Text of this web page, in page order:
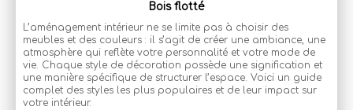
Bois flotté
L’aménagement intérieur ne se limite pas à choisir des
meubles et des couleurs : il s’agit de créer une ambiance, une
atmosphère qui reflète votre personnalité et votre mode de
vie. Chaque style de décoration possède une signification et
une manière spécifique de structurer l’espace. Voici un guide
complet des styles les plus populaires et de leur impact sur
votre intérieur.